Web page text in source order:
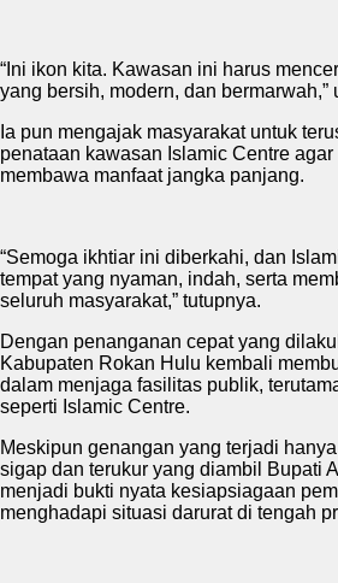
“Ini ikon kita. Kawasan ini harus
yang bersih, modern, dan bermarwah,”
Ia pun mengajak masyarakat untuk
penataan kawasan Islamic Centre
membawa manfaat jangka panjang.
“Semoga ikhtiar ini diberkahi, dan
tempat yang nyaman, indah, serta
seluruh masyarakat,” tutupnya.
Dengan penanganan cepat yang
Kabupaten Rokan Hulu kembali
dalam menjaga fasilitas publik,
seperti Islamic Centre.
Meskipun genangan yang terjadi
sigap dan terukur yang diambil Bupati
menjadi bukti nyata kesiapsiagaan
menghadapi situasi darurat di tengah